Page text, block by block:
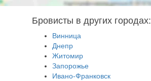
Бровисты в других городах:
Винница
Днепр
Житомир
Запорожье
Ивано-Франковск